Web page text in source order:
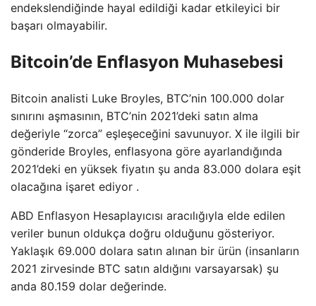
endekslendiğinde hayal edildiği kadar etkileyici bir
başarı olmayabilir.
Bitcoin’de Enflasyon Muhasebesi
Bitcoin analisti Luke Broyles, BTC’nin 100.000 dolar
sınırını aşmasının, BTC’nin 2021’deki satın alma
değeriyle “zorca” eşleşeceğini savunuyor. X ile ilgili bir
gönderide Broyles, enflasyona göre ayarlandığında
2021’deki en yüksek fiyatın şu anda 83.000 dolara eşit
olacağına işaret ediyor .
ABD Enflasyon Hesaplayıcısı aracılığıyla elde edilen
veriler bunun oldukça doğru olduğunu gösteriyor.
Yaklaşık 69.000 dolara satın alınan bir ürün (insanların
2021 zirvesinde BTC satın aldığını varsayarsak) şu
anda 80.159 dolar değerinde.